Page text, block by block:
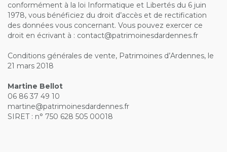
conformément à la loi Informatique et Libertés du 6 juin
1978, vous bénéficiez du droit d’accès et de rectification
des données vous concernant. Vous pouvez exercer ce
droit en écrivant à : contact@patrimoinesdardennes.fr
Conditions générales de vente, Patrimoines d’Ardennes, le
21 mars 2018
Martine Bellot
06 86 37 49 10
martine@patrimoinesdardennes.fr
SIRET : n° 750 628 505 00018